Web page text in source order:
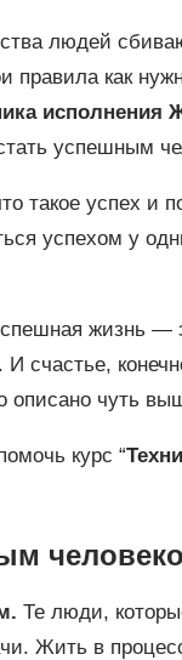
людей
правила как
исполнения
успешным
такое успех и
успехом у
жизнь —
. И счастье,
описано чуть
курс “
Те люди,
Жить в